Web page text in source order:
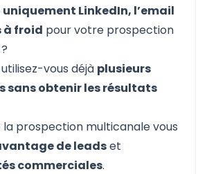
uniquement LinkedIn, l’email
à froid pour votre prospection
vous déjà plusieurs
sans obtenir les résultats
la prospection multicanale vous
de leadset
commerciales.